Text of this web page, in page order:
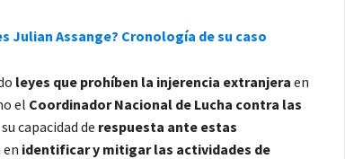
Julian Assange? Cronología de su caso
leyes que prohíben la injerencia extranjera en
el Coordinador Nacional de Lucha contra las
capacidad de respuesta ante estas
en identificar y mitigar las actividades de